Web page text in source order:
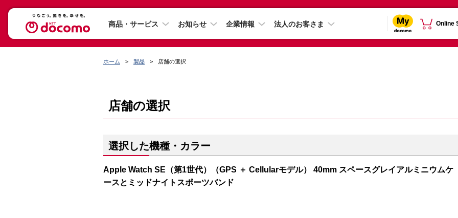
商品・サービス お知らせ 企業情報 法人のお客さま Online
ホーム 製品 店舗の選択
店舗の選択
選択した機種・カラー
Apple Watch SE（第1世代）（GPS ＋ Cellularモデル） 40mm スペースグレイアルミニウムケ
ースとミッドナイトスポーツバンド